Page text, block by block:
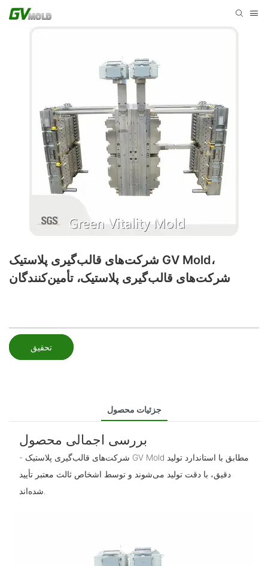
شرکت‌های قالب‌گیری پلاستیک GV Mold،
شرکت‌های قالب‌گیری پلاستیک، تأمین‌کنندگان
تحقیق
جزئیات محصول
بررسی اجمالی محصول
- شرکت‌های قالب‌گیری پلاستیک GV Mold مطابق با استاندارد تولید
دقیق، با دقت تولید می‌شوند و توسط اشخاص ثالث معتبر تأیید